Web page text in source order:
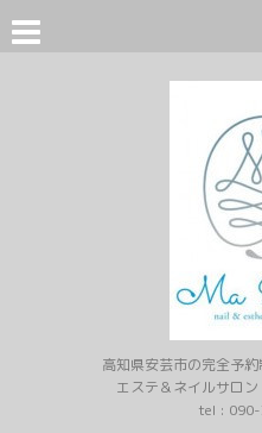
高知県安芸市の完全予
エステ＆ネイルサロ
tel :